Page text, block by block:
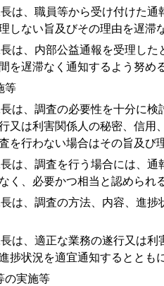
は、職員等から受け付けた通
しない旨及びその理由を遅滞
は、内部公益通報を受理した
を遅滞なく通知するよう努める
等
は、調査の必要性を十分に検
又は利害関係人の秘密、信
を行わない場合はその旨及び
は、調査を行う場合には、通
く、必要かつ相当と認められ
は、調査の方法、内容、進捗
は、適正な業務の遂行又は利
捗状況を適宜通知するととも
実施等